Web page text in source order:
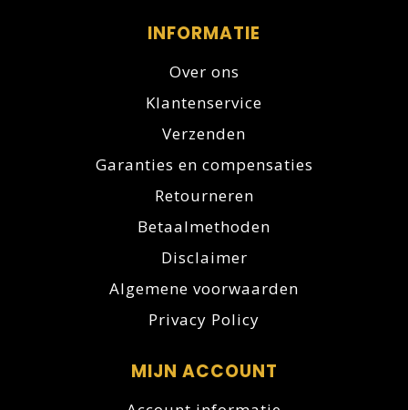
INFORMATIE
Over ons
Klantenservice
Verzenden
Garanties en compensaties
Retourneren
Betaalmethoden
Disclaimer
Algemene voorwaarden
Privacy Policy
MIJN ACCOUNT